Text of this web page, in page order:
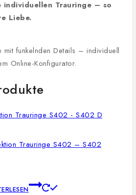
individuellen Trauringe – so
Liebe.
mit funkelnden Details – individuell
Online-Konfigurator.
Trauringe S402 – S402